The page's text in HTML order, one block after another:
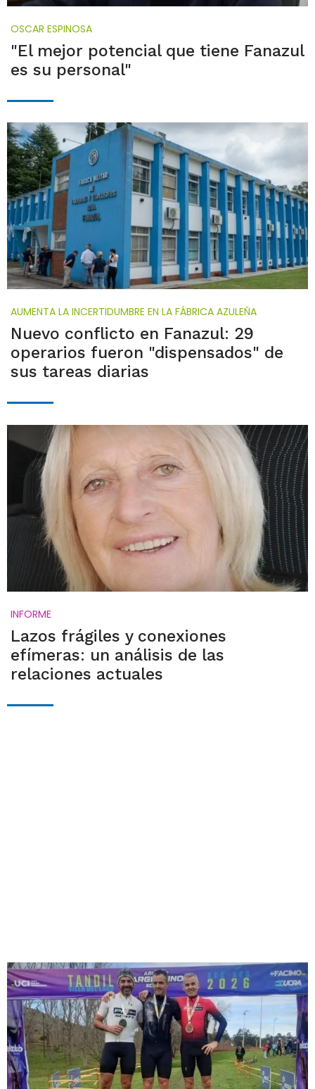
OSCAR ESPINOSA
"El mejor potencial que tiene Fanazul
es su personal"
AUMENTA LA INCERTIDUMBRE EN LA FÁBRICA AZULEÑA
Nuevo conflicto en Fanazul: 29
operarios fueron "dispensados" de
sus tareas diarias
INFORME
Lazos frágiles y conexiones
efímeras: un análisis de las
relaciones actuales